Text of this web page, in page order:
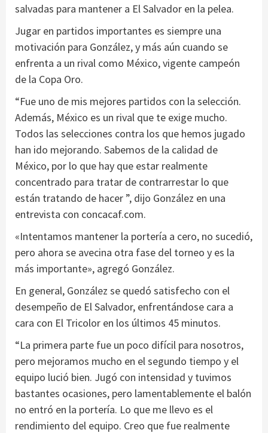
salvadas para mantener a El Salvador en la pelea.
Jugar en partidos importantes es siempre una
motivación para González, y más aún cuando se
enfrenta a un rival como México, vigente campeón
de la Copa Oro.
“Fue uno de mis mejores partidos con la selección.
Además, México es un rival que te exige mucho.
Todos las selecciones contra los que hemos jugado
han ido mejorando. Sabemos de la calidad de
México, por lo que hay que estar realmente
concentrado para tratar de contrarrestar lo que
están tratando de hacer ”, dijo González en una
entrevista con concacaf.com.
«Intentamos mantener la portería a cero, no sucedió,
pero ahora se avecina otra fase del torneo y es la
más importante», agregó González.
En general, González se quedó satisfecho con el
desempeño de El Salvador, enfrentándose cara a
cara con El Tricolor en los últimos 45 minutos.
“La primera parte fue un poco difícil para nosotros,
pero mejoramos mucho en el segundo tiempo y el
equipo lució bien. Jugó con intensidad y tuvimos
bastantes ocasiones, pero lamentablemente el balón
no entró en la portería. Lo que me llevo es el
rendimiento del equipo. Creo que fue realmente